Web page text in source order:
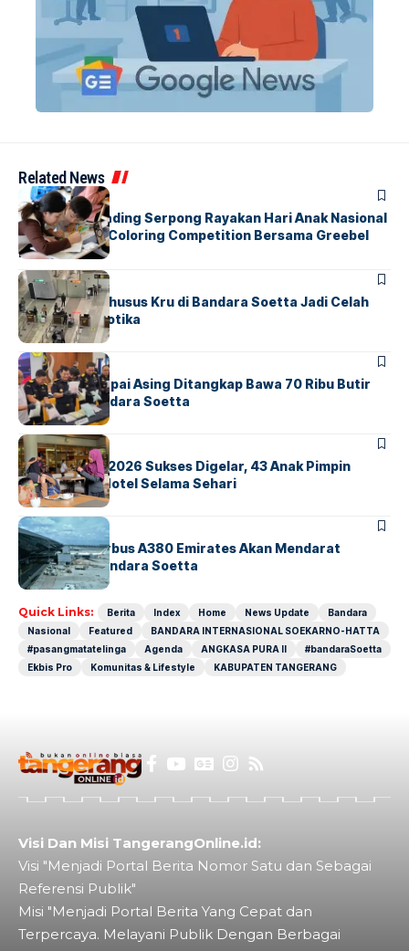
Related News
BERITAINDEX
Atria Hotel Gading Serpong Rayakan Hari Anak Nasional
Lewat Family Coloring Competition Bersama Greebel
Indonesia
BANDARABERITA
Ketika Jalur Khusus Kru di Bandara Soetta Jadi Celah
Sindikat Narkotika
BANDARA BERITA
Kopilot Maskapai Asing Ditangkap Bawa 70 Ribu Butir
Ekstasi di Bandara Soetta
BERITAINDEX
GM For A Day 2026 Sukses Digelar, 43 Anak Pimpin
Operasional Hotel Selama Sehari
BANDARA BERITA
8 Agustus, Airbus A380 Emirates Akan Mendarat
Perdana di Bandara Soetta
Quick Links: Berita Index Home News Update
Bandara
Nasional
Featured
BANDARA INTERNASIONAL SOEKARNO-HATTA
#pasangmatatelinga
Agenda ANGKASA PURA II
#bandaraSoetta
Ekbis Pro
Komunitas & Lifestyle KABUPATEN TANGERANG
Visi Dan Misi TangerangOnline.id:
Visi "Menjadi Portal Berita Nomor Satu dan Sebagai
Referensi Publik"
Misi "Menjadi Portal Berita Yang Cepat dan
Terpercaya. Melayani Publik Dengan Berbagai